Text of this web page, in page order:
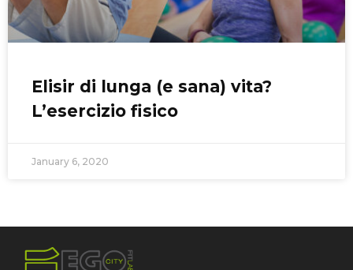
Elisir di lunga (e sana) vita?
L’esercizio fisico
January 6, 2020